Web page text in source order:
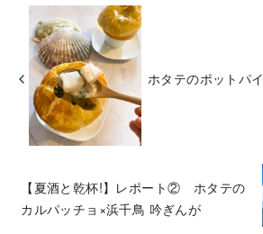
ホタテのポットパイ
【夏酒と乾杯!】レポート② ホタテの
カルパッチョ×浜千鳥 吟ぎんが